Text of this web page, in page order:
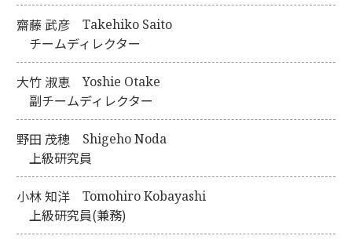
メ
ン
ー
リ
ト
名
前
名前
（ロ
ーマ
字）
役
職
齋藤 武彦 Takehiko Saito
チームディレクター
大竹 淑恵 Yoshie Otake
副チームディレクター
野田 茂穂 Shigeho Noda
上級研究員
小林 知洋 Tomohiro Kobayashi
上級研究員(兼務)